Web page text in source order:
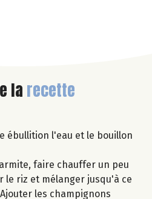
larecette
ébullition l'eau et le bouillon
faire chauffer un peu
le riz et mélanger jusqu'à ce
les champignons